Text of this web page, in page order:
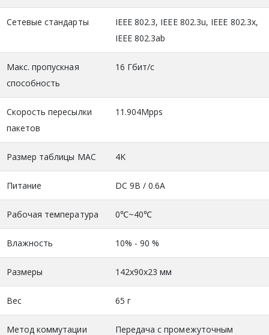
Сетевые стандарты
IEEE 802.3, IEEE 802.3u, IEEE 802.3x,
IEEE 802.3ab
Макс. пропускная
способность
16 Гбит/с
Скорость пересылки
пакетов
11.904Mpps
Размер таблицы MAC 4K
Питание DC 9В / 0.6A
Рабочая температура 0℃~40℃
Влажность 10% - 90 %
Размеры 142х90х23 мм
Вес 65 г
Метод коммутации
Передача с промежуточным